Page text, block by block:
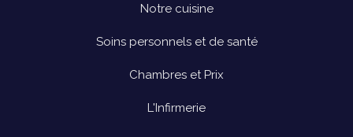
Notre cuisine
Soins personnels et de santé
Chambres et Prix
L'Infirmerie